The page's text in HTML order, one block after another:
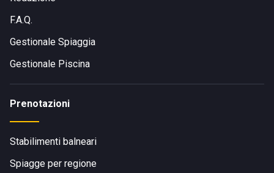
F.A.Q.
Gestionale Spiaggia
Gestionale Piscina
Prenotazioni
Stabilimenti balneari
Spiagge per regione